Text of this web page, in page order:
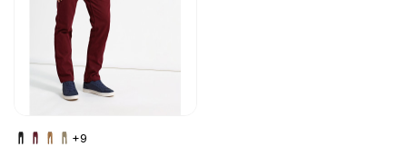
+9